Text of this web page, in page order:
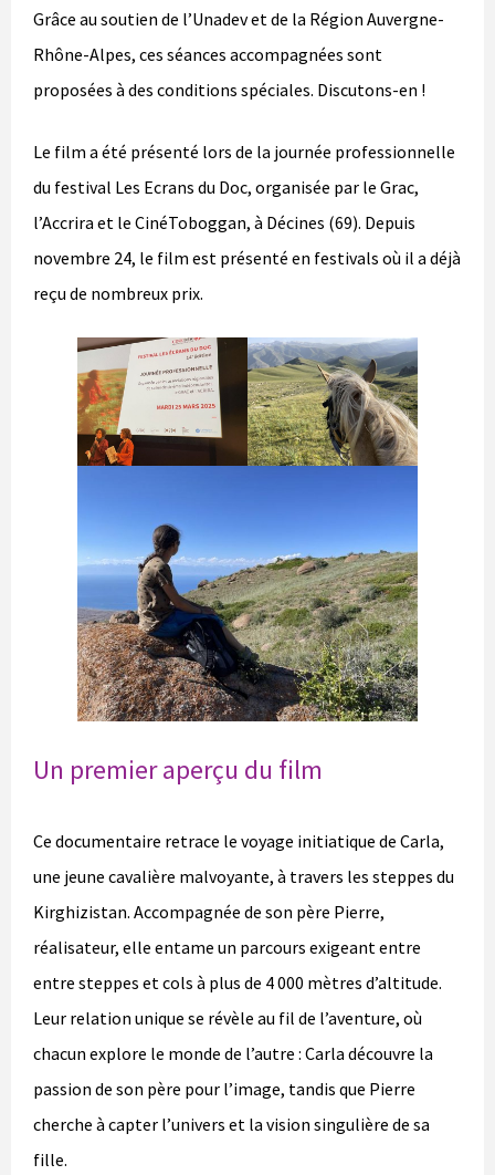
Grâce au soutien de l’Unadev et de la Région Auvergne-
Rhône-Alpes, ces séances accompagnées sont
proposées à des conditions spéciales. Discutons-en !
Le film a été présenté lors de la journée professionnelle
du festival Les Ecrans du Doc, organisée par le Grac,
l’Accrira et le CinéToboggan, à Décines (69). Depuis
novembre 24, le film est présenté en festivals où il a déjà
reçu de nombreux prix.
Un premier aperçu du film
Ce documentaire retrace le voyage initiatique de Carla,
une jeune cavalière malvoyante, à travers les steppes du
Kirghizistan. Accompagnée de son père Pierre,
réalisateur, elle entame un parcours exigeant entre
entre steppes et cols à plus de 4 000 mètres d’altitude.
Leur relation unique se révèle au fil de l’aventure, où
chacun explore le monde de l’autre : Carla découvre la
passion de son père pour l’image, tandis que Pierre
cherche à capter l’univers et la vision singulière de sa
fille.